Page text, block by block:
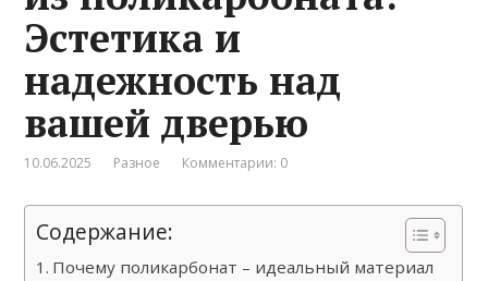
Эстетика и
надежность над
вашей дверью
10.06.2025 Разное Комментарии: 0
Содержание:
Почему поликарбонат – идеальный материал